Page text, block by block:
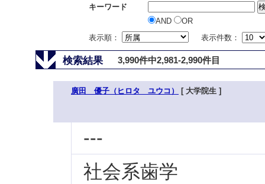
キーワード
AND
OR
表示順：
表示件数：
検索結果 3,990件中2,981-2,990件目
廣田 優子（ヒロタ ユウコ） [ 大学院生 ]
---
社会系歯学